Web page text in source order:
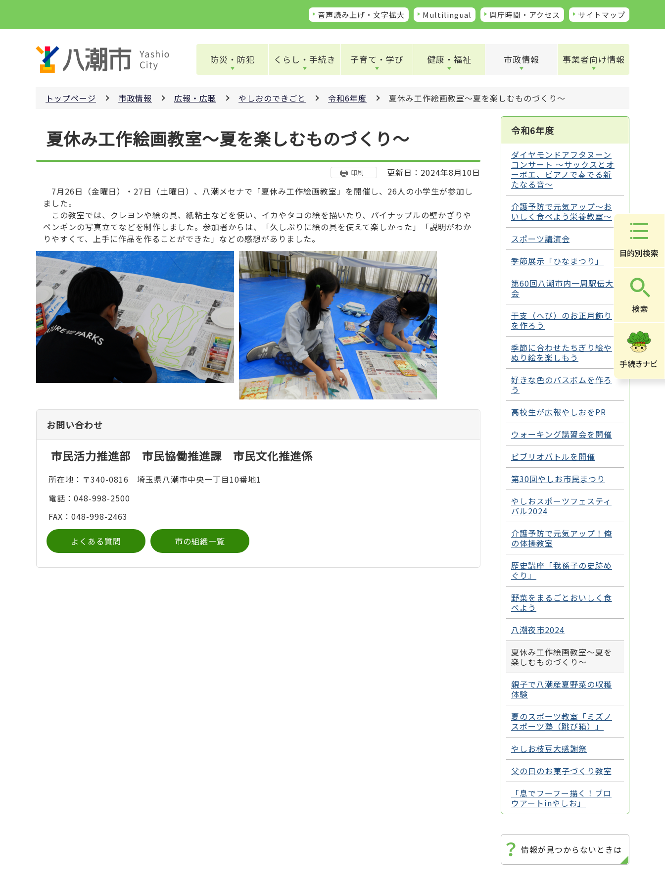
ペ
音声読み上げ・文字拡大 Multilingual 開庁時間・アクセス サイトマップ
防災・防犯 くらし・手続き 子育て・学び 健康・福祉 市政情報 事業者向け情報
トップページ 市政情報 広報・広聴 やしおのできごと 令和6年度 夏休み工作絵画教室～夏を楽しむものづくり～
夏休み工作絵画教室～夏を楽しむものづくり～
印刷
更新日：2024年8月10日
7月26日（金曜日）・27日（土曜日）、八潮メセナで「夏休み工作絵画教室」を開催し、26人の小学生が参加し
ました。
この教室では、クレヨンや絵の具、紙粘土などを使い、イカやタコの絵を描いたり、パイナップルの壁かざりや
ペンギンの写真立てなどを制作しました。参加者からは、「久しぶりに絵の具を使えて楽しかった」「説明がわか
りやすくて、上手に作品を作ることができた」などの感想がありました。
お問い合わせ
市民活力推進部 市民協働推進課 市民文化推進係
所在地：〒340-0816 埼玉県八潮市中央一丁目10番地1
電話：048-998-2500
FAX：048-998-2463
よくある質問 市の組織一覧
令和6年度
ダイヤモンドアフタヌーン
コンサート ～サックスとオ
ーボエ、ピアノで奏でる新
たなる音～
介護予防で元気アップ～お
いしく食べよう栄養教室～
スポーツ講演会
季節展示「ひなまつり」
第60回八潮市内一周駅伝大
会
干支（へび）のお正月飾り
を作ろう
季節に合わせたちぎり絵や
ぬり絵を楽しもう
好きな色のバスボムを作ろ
う
高校生が広報やしおをPR
ウォーキング講習会を開催
ビブリオバトルを開催
第30回やしお市民まつり
やしおスポーツフェスティ
バル2024
介護予防で元気アップ！俺
の体操教室
歴史講座「我孫子の史跡め
ぐり」
野菜をまるごとおいしく食
べよう
八潮夜市2024
夏休み工作絵画教室～夏を
楽しむものづくり～
親子で八潮産夏野菜の収穫
体験
夏のスポーツ教室「ミズノ
スポーツ塾（跳び箱）」
やしお枝豆大感謝祭
父の日のお菓子づくり教室
「息でフーフー描く！ブロ
ウアートinやしお」
情報が見つからないときは